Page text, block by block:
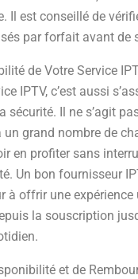
Il est conseillé de
par forfait avant de
de Votre Service
IPTV, c’est aussi
sécurité. Il ne s’agit
un grand nombre de
en profiter sans
Un bon fournisseur
à offrir une
la souscription
et de